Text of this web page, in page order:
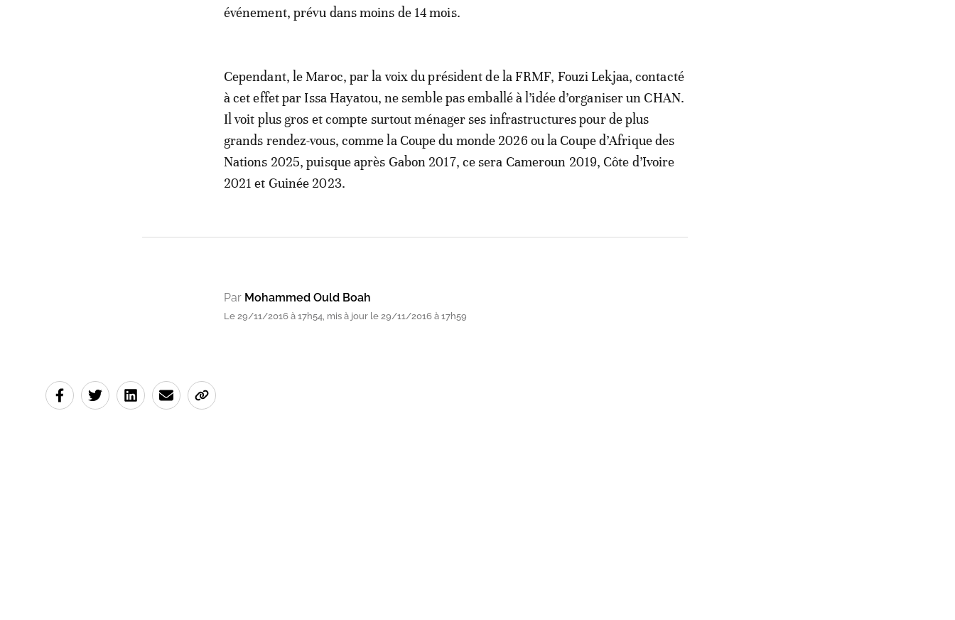
événement, prévu dans moins de 14 mois.
Cependant, le Maroc, par la voix du président de la FRMF, Fouzi Lekjaa, contacté
à cet effet par Issa Hayatou, ne semble pas emballé à l’idée d’organiser un CHAN.
Il voit plus gros et compte surtout ménager ses infrastructures pour de plus
grands rendez-vous, comme la Coupe du monde 2026 ou la Coupe d’Afrique des
Nations 2025, puisque après Gabon 2017, ce sera Cameroun 2019, Côte d’Ivoire
2021 et Guinée 2023.
Par Mohammed Ould Boah
Le 29/11/2016 à 17h54, mis à jour le 29/11/2016 à 17h59